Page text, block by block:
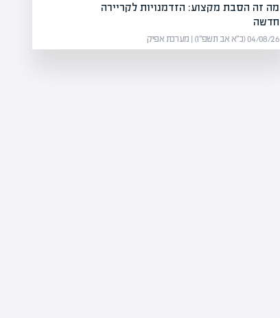
מה זה הסבת מקצוע: הזדמנויות לקריירה
חדשה
04/08/26 (כ״א אב תשפ״ו) | מערכת אפיק